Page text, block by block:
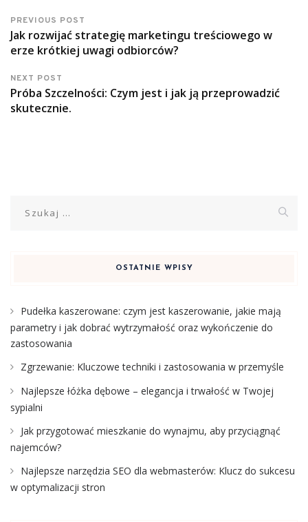
PREVIOUS POST
Jak rozwijać strategię marketingu treściowego w
erze krótkiej uwagi odbiorców?
NEXT POST
Próba Szczelności: Czym jest i jak ją przeprowadzić
skutecznie.
OSTATNIE WPISY
Pudełka kaszerowane: czym jest kaszerowanie, jakie mają
parametry i jak dobrać wytrzymałość oraz wykończenie do
zastosowania
Zgrzewanie: Kluczowe techniki i zastosowania w przemyśle
Najlepsze łóżka dębowe – elegancja i trwałość w Twojej
sypialni
Jak przygotować mieszkanie do wynajmu, aby przyciągnąć
najemców?
Najlepsze narzędzia SEO dla webmasterów: Klucz do sukcesu
w optymalizacji stron